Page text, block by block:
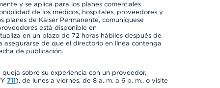
y se aplica para los planes comerciales
de los médicos, hospitales, proveedores y
planes de Kaiser Permanente, comuníquese
está disponible en
en un plazo de 72 horas hábiles después de
de que el directorio en línea contenga
de publicación.
sobre su experiencia con un proveedor,
711), de lunes a viernes, de 8 a. m. a 6 p. m., o visite